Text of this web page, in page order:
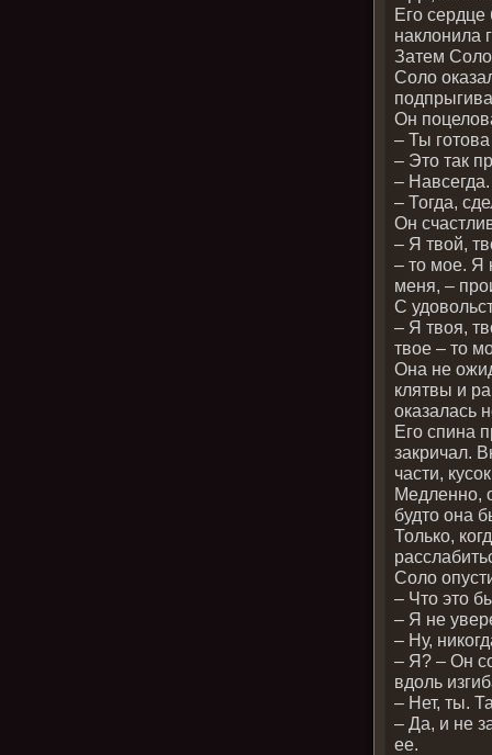
Его
наклонила
Затем Соло
Соло
Он
– Ты
– Это так
– Навсегда.
– Тогда,
Он
– Я твой,
– то мое. Я
меня, –
С
– Я твоя,
твое – то
Она не
клятвы и
оказалась
Его спина
закричал.
части,
Медленно,
будто она
Только,
Соло
– Что это
– Я не
– Ну,
– Я? – Он
вдоль
– Нет, ты.
– Да, и не
ее.